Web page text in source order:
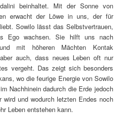
beinhaltet. Mit der Sonne von
erwacht der Löwe in uns, der für
Sowilo lässt das Selbstvertrauen,
Ego wachsen. Sie hilft uns nach
mit höheren Mächten Kontak
auch, dass neues Leben oft nur
vergeht. Das zeigt sich besonders
wo die feurige Energie von Sowilo
Nachhinein dadurch die Erde jedoch
wird und wodurch letzten Endes noch
Leben entstehen kann.